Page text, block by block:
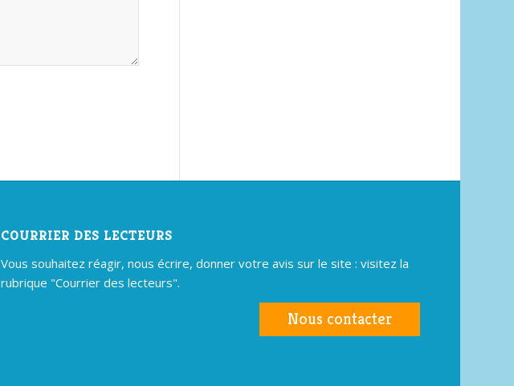
COURRIER DES LECTEURS
Vous souhaitez réagir, nous écrire, donner votre avis sur le site : visitez la
rubrique "Courrier des lecteurs".
Nous contacter